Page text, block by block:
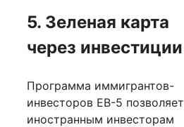
5. Зеленая карта
через инвестиции
Программа иммигрантов-
инвесторов EB-5 позволяет
иностранным инвесторам